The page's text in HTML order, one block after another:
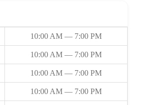
10:00 AM — 7:00 PM
10:00 AM — 7:00 PM
10:00 AM — 7:00 PM
10:00 AM — 7:00 PM